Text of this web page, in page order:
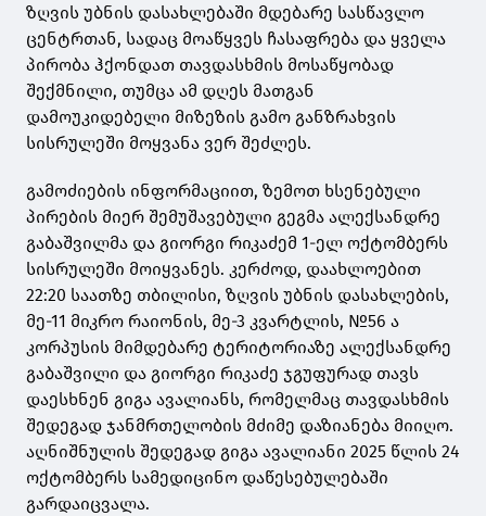
ზღვის უბნის დასახლებაში მდებარე სასწავლო
ცენტრთან, სადაც მოაწყვეს ჩასაფრება და ყველა
პირობა ჰქონდათ თავდასხმის მოსაწყობად
შექმნილი, თუმცა ამ დღეს მათგან
დამოუკიდებელი მიზეზის გამო განზრახვის
სისრულეში მოყვანა ვერ შეძლეს.
გამოძიების ინფორმაციით, ზემოთ ხსენებული
პირების მიერ შემუშავებული გეგმა ალექსანდრე
გაბაშვილმა და გიორგი რიკაძემ 1-ელ ოქტომბერს
სისრულეში მოიყვანეს. კერძოდ, დაახლოებით
22:20 საათზე თბილისი, ზღვის უბნის დასახლების,
მე-11 მიკრო რაიონის, მე-3 კვარტლის, №56 ა
კორპუსის მიმდებარე ტერიტორიაზე ალექსანდრე
გაბაშვილი და გიორგი რიკაძე ჯგუფურად თავს
დაესხნენ გიგა ავალიანს, რომელმაც თავდასხმის
შედეგად ჯანმრთელობის მძიმე დაზიანება მიიღო.
აღნიშნულის შედეგად გიგა ავალიანი 2025 წლის 24
ოქტომბერს სამედიცინო დაწესებულებაში
გარდაიცვალა.